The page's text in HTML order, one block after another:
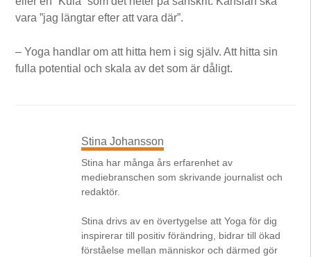
vara ”jag längtar efter att vara där”.
– Yoga handlar om att hitta hem i sig själv. Att hitta sin
fulla potential och skala av det som är dåligt.
Stina Johansson
Stina har många års erfarenhet av
mediebranschen som skrivande journalist och
redaktör.
Stina drivs av en övertygelse att Yoga för dig
inspirerar till positiv förändring, bidrar till ökad
förståelse mellan människor och därmed gör